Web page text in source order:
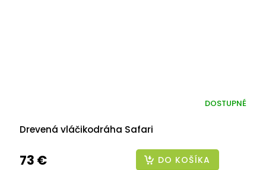
Drevená vláčikodráha Safari
DOSTUPNÉ
73 € DO KOŠÍKA